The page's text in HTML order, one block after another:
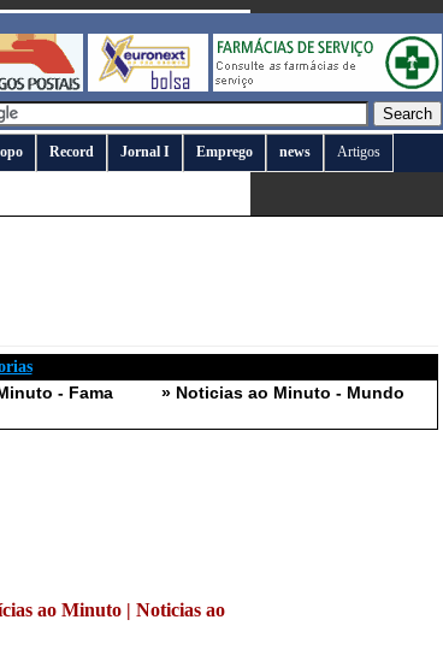
Record Jornal I Emprego news Artigos
- Fama
» Noticias ao Minuto - Mundo
ao Minuto | Noticias ao